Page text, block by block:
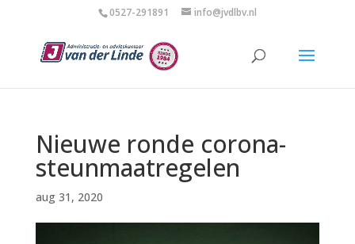
0527-291891 info@jvdlbv.nl
Nieuwe ronde corona-
steunmaatregelen
aug 31, 2020